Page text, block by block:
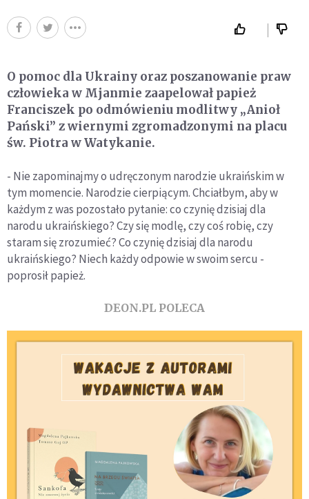
O pomoc dla Ukrainy oraz poszanowanie praw
człowieka w Mjanmie zaapelował papież
Franciszek po odmówieniu modlitwy „Anioł
Pański” z wiernymi zgromadzonymi na placu
św. Piotra w Watykanie.
- Nie zapominajmy o udręczonym narodzie ukraińskim w
tym momencie. Narodzie cierpiącym. Chciałbym, aby w
każdym z was pozostało pytanie: co czynię dzisiaj dla
narodu ukraińskiego? Czy się modlę, czy coś robię, czy
staram się zrozumieć? Co czynię dzisiaj dla narodu
ukraińskiego? Niech każdy odpowie w swoim sercu -
poprosił papież.
DEON.PL POLECA